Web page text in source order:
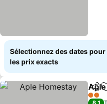
Sélectionnez des dates
les prix exacts
2